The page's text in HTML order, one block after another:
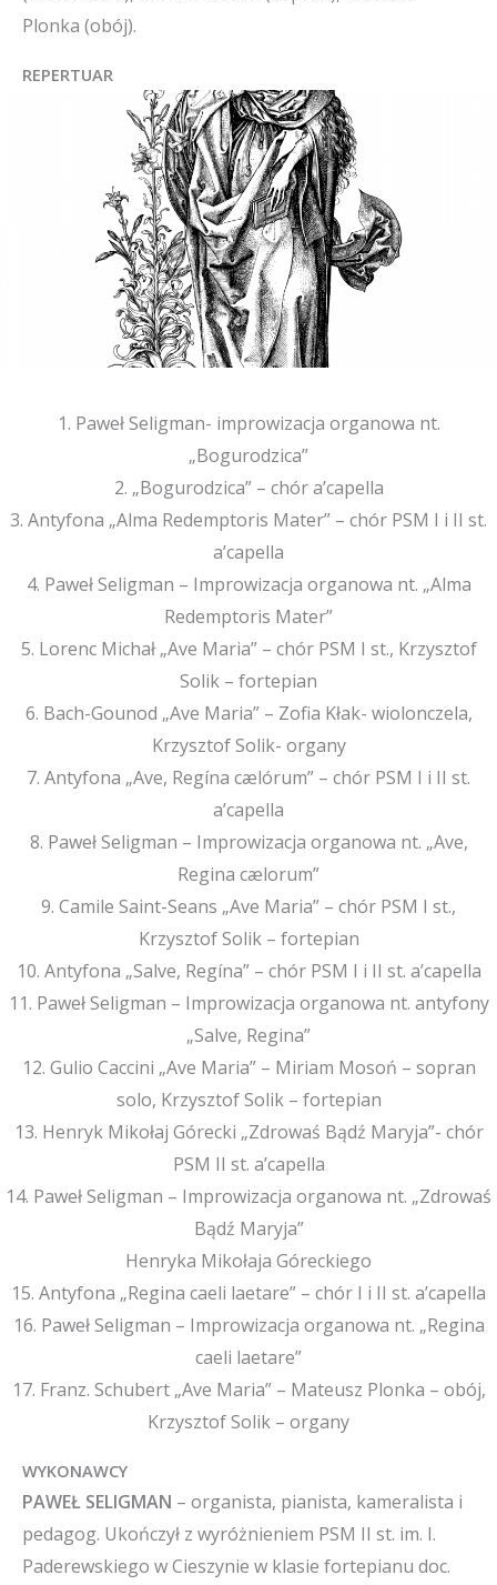
Plonka (obój).
REPERTUAR
1. Paweł Seligman- improwizacja organowa nt.
„Bogurodzica”
2. „Bogurodzica” – chór a’capella
3. Antyfona „Alma Redemptoris Mater” – chór PSM I i II st.
a’capella
4. Paweł Seligman – Improwizacja organowa nt. „Alma
Redemptoris Mater”
5. Lorenc Michał „Ave Maria” – chór PSM I st., Krzysztof
Solik – fortepian
6. Bach-Gounod „Ave Maria” – Zofia Kłak- wiolonczela,
Krzysztof Solik- organy
7. Antyfona „Ave, Regína cælórum” – chór PSM I i II st.
a’capella
8. Paweł Seligman – Improwizacja organowa nt. „Ave,
Regina cælorum”
9. Camile Saint-Seans „Ave Maria” – chór PSM I st.,
Krzysztof Solik – fortepian
10. Antyfona „Salve, Regína” – chór PSM I i II st. a’capella
11. Paweł Seligman – Improwizacja organowa nt. antyfony
„Salve, Regina”
12. Gulio Caccini „Ave Maria” – Miriam Mosoń – sopran
solo, Krzysztof Solik – fortepian
13. Henryk Mikołaj Górecki „Zdrowaś Bądź Maryja”- chór
PSM II st. a’capella
14. Paweł Seligman – Improwizacja organowa nt. „Zdrowaś
Bądź Maryja”
Henryka Mikołaja Góreckiego
15. Antyfona „Regina caeli laetare” – chór I i II st. a’capella
16. Paweł Seligman – Improwizacja organowa nt. „Regina
caeli laetare”
17. Franz. Schubert „Ave Maria” – Mateusz Plonka – obój,
Krzysztof Solik – organy
WYKONAWCY
PAWEŁ SELIGMAN – organista, pianista, kameralista i
pedagog. Ukończył z wyróżnieniem PSM II st. im. I.
Paderewskiego w Cieszynie w klasie fortepianu doc.